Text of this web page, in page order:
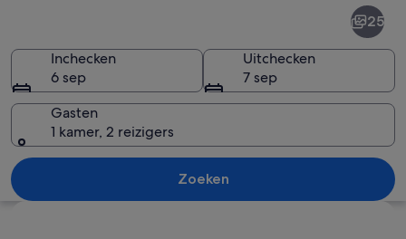
Twee rode dubbeldekbussen op
25
Inchecken
6 sep
Uitchecken
7 sep
Gasten
1 kamer, 2 reizigers
Zoeken